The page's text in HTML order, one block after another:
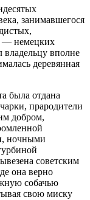
занимавшегося
— немецких
вполне
деревянная
была отдана
прародители
добром,
ночными
советским
она верно
собачью
свою миску